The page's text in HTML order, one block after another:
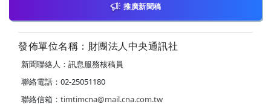
推廣新聞稿
發佈單位名稱：財團法人中央通訊社
新聞聯絡人：訊息服務核稿員
聯絡電話：02-25051180
聯絡信箱： timtimcna@mail.cna.com.tw